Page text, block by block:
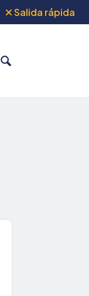
Salida rápida
BUSCAR